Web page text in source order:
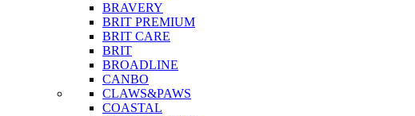
BRAVERY
BRIT PREMIUM
BRIT CARE
BRIT
BROADLINE
CANBO
CLAWS&PAWS
COASTAL